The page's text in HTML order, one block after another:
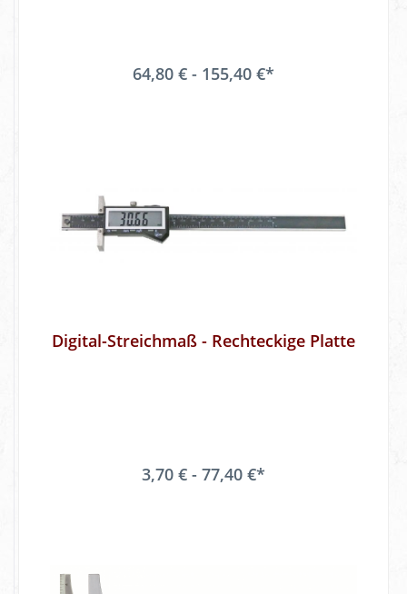
64,80 € - 155,40 €*
Digital-Streichmaß - Rechteckige Platte
3,70 € - 77,40 €*